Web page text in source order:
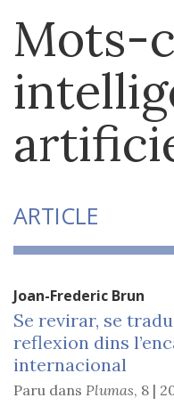
Mots-
ARTICLE
Joan-Frederic Brun
Se revirar, se
reflexion dins
internacional
Paru dans Plumas, 8 |